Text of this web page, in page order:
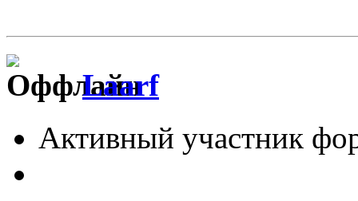
Laarf
Активный участник